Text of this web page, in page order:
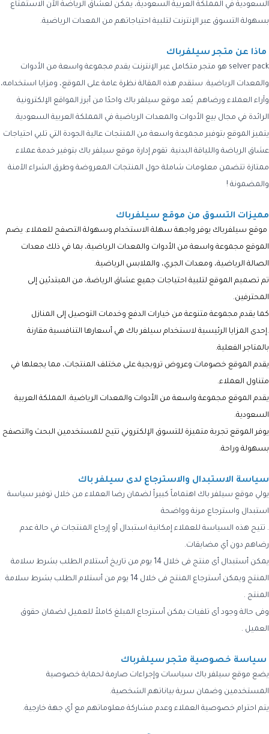
السعودية في المملكة العربية السعودية، يمكن لعشاق الرياضة الآن الاستمتاع
بسهولة التسوق عبر الإنترنت لتلبية احتياجاتهم من المعدات الرياضية.
ماذا عن متجر سيلفرباك
selver pack هو متجر متكامل عبر الإنترنت يقدم مجموعة واسعة من الأدوات
والمعدات الرياضية. ستقدم هذه المقالة نظرة عامة على الموقع، ومزايا استخدامه،
وآراء العملاء ورضاهم. يُعد موقع سيلفر باك واحدًا من أبرز المواقع الإلكترونية
الرائدة في مجال بيع الأدوات والمعدات الرياضية في المملكة العربية السعودية.
يتميز الموقع بتوفير مجموعة واسعة من المنتجات عالية الجودة التي تلبي احتياجات
عشاق الرياضة واللياقة البدنية. تقوم إدارة موقع سيلفر باك بتوفير خدمة عملاء
ممتازة تتضمن معلومات شاملة حول المنتجات المعروضة وطرق الشراء الآمنة
والمضمونة !
مميزات التسوق من موقع سيلفرباك
موقع سيلفرباك يوفر واجهة سهلة الاستخدام وسهولة التصفح للعملاء. يضم
الموقع مجموعة واسعة من الأدوات والمعدات الرياضية، بما في ذلك معدات
الصالة الرياضية، ومعدات الجري، والملابس الرياضية.
تم تصميم الموقع لتلبية احتياجات جميع عشاق الرياضة، من المبتدئين إلى
المحترفين.
كما يقدم مجموعة متنوعة من خيارات الدفع وخدمات التوصيل إلى المنازل
.إحدى المزايا الرئيسية لاستخدام سيلفر باك هي أسعارها التنافسية مقارنة
بالمتاجر الفعلية.
يقدم الموقع خصومات وعروض ترويجية على مختلف المنتجات، مما يجعلها في
متناول العملاء.
يقدم الموقع مجموعة واسعة من الأدوات والمعدات الرياضية. المملكة العربية
السعودية.
يوفر الموقع تجربة متميزة للتسوق الإلكتروني تتيح للمستخدمين البحث والتصفح
بسهولة وراحة.
سياسة الاستبدال والاسترجاع لدى سيلفر باك
يولي موقع سيلفر باك اهتماماً كبيراً لضمان رضا العملاء من خلال توفير سياسة
استبدال واسترجاع مرنة وواضحة
. تتيح هذه السياسة للعملاء إمكانية استبدال أو إرجاع المنتجات في حالة عدم
رضاهم دون أي مضايقات.
يمكن أستبدال أى منتج فى خلال 14 يوم من تاريخ أستلام الطلب بشرط سلامة
المنتج ويمكن أسترجاع المنتج فى خلال 14 يوم من أستلام الطلب بشرط سلامة
المنتج .
وفى حالة وجود أى تلفيات يمكن أسترجاع المبلغ كاملاً للعميل لضمان حقوق
العميل .
سياسة خصوصية متجر سيلفرباك
يضع موقع سيلفر باك سياسات وإجراءات صارمة لحماية خصوصية
المستخدمين وضمان سرية بياناتهم الشخصية.
يتم احترام خصوصية العملاء وعدم مشاركة معلوماتهم مع أي جهة خارجية.